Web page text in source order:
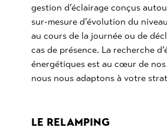
gestion d’éclairage conçus
sur-mesure d’évolution du
au cours de la journée ou de
cas de présence. La recherche
énergétiques est au cœur de
nous nous adaptons à votre
LE RELAMPING